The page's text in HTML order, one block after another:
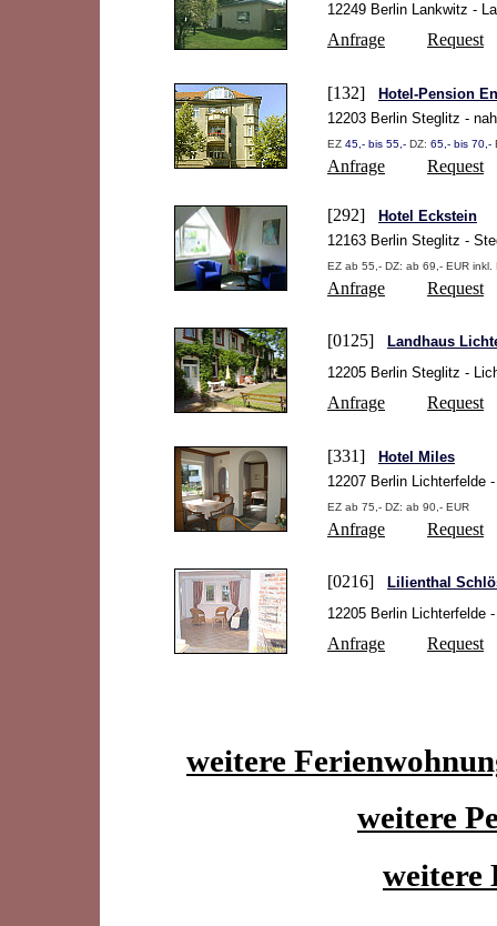
12249 Berlin Lankwitz -
Anfrage Request
[132]
Hotel-Pension
12203 Berlin Steglitz -
EZ 45,- bis 55,- DZ: 65,- bis 70,-
Anfrage Request
[292]
Hotel Eckstein
12163 Berlin Steglitz -
EZ ab 55,- DZ: ab 69,- EUR inkl.
Anfrage Request
[0125]
Landhaus
12205 Berlin Steglitz -
Anfrage Request
[331]
Hotel Miles
12207 Berlin Lichterfelde
EZ ab 75,- DZ: ab 90,- EUR
Anfrage Request
[0216]
Lilienthal
12205 Berlin Lichterfelde
Anfrage Request
weitere
weitere
weitere